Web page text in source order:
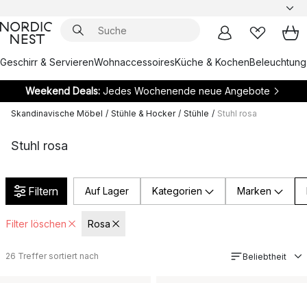
Geschirr & ServierenWohnaccessoiresKüche & KochenBeleuchtung
Weekend Deals:Jedes Wochenende neue Angebote
Skandinavische Möbel / Stühle & Hocker / Stühle / Stuhl rosa
Stuhl rosa
Filtern Auf Lager Kategorien Marken
Filter löschen Rosa
26 Treffer sortiert nach Beliebtheit